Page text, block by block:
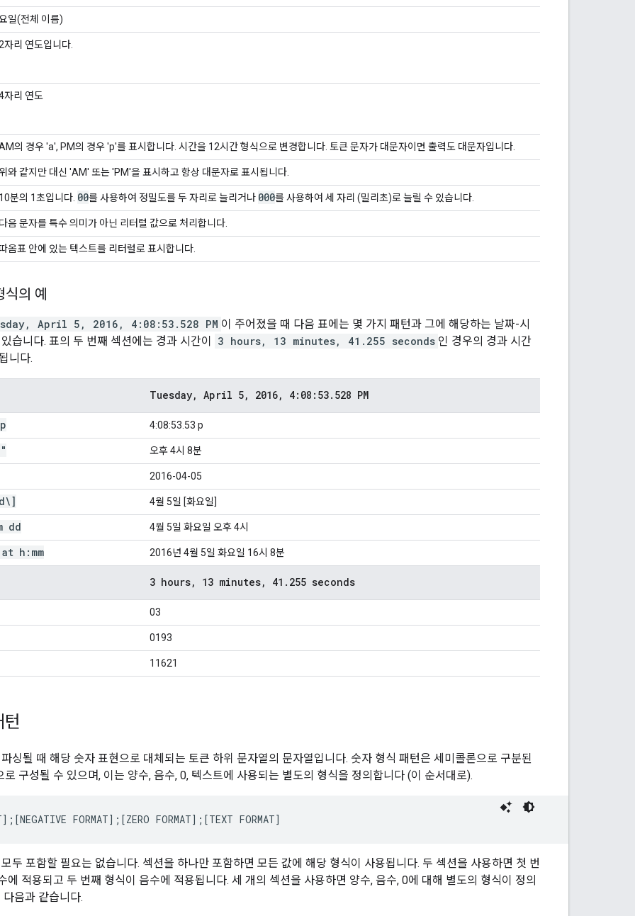
일(전체 이름)
자리 연도입니다.
자리 연도
의 경우 'a', PM의 경우 'p'를 표시합니다. 시간을 12시간 형식으로 변경합니다. 토큰 문자가 대문자이면 출력도 대문자입니다.
위와 같지만 대신 'AM' 또는 'PM'을 표시하고 항상 대문자로 표시됩니다.
10분의 1초입니다. 00를 사용하여 정밀도를 두 자리로 늘리거나 000를 사용하여 세 자리 (밀리초)로 늘릴 수 있습니다.
다음 문자를 특수 의미가 아닌 리터럴 값으로 처리합니다.
따옴표 안에 있는 텍스트를 리터럴로 표시합니다.
식의 예
April 5, 2016, 4:08:53.528 PM 이 주어졌을 때 다음 표에는 몇 가지 패턴과 그에 해당하는 날짜-시
있습니다. 표의 두 번째 섹션에는 경과 시간이
3 hours, 13 minutes, 41.255 seconds 인 경우의 경과 시간
니다.
Tuesday, April 5, 2016, 4:08:53. 528 PM
p 4:08:53.53 p
" 오후 4시 8분
2016-04-05
4월 5일 [화요일]
dd 4월 5일 화요일 오후 4시
h:mm 2016년 4월 5일 화요일 16시 8분
3 hours, 13 minutes, 41 . 255 seconds
03
0193
11621
턴
싱될 때 해당 숫자 표현으로 대체되는 토큰 하위 문자열의 문자열입니다. 숫자 형식 패턴은 세미콜론으로 구분된
로 구성될 수 있으며, 이는 양수, 음수, 0, 텍스트에 사용되는 별도의 형식을 정의합니다 (이 순서대로).
FORMAT];[ZERO FORMAT];[TEXT FORMAT]
모두 포함할 필요는 없습니다. 섹션을 하나만 포함하면 모든 값에 해당 형식이 사용됩니다. 두 섹션을 사용하면 첫 번
에 적용되고 두 번째 형식이 음수에 적용됩니다. 세 개의 섹션을 사용하면 양수, 음수, 0에 대해 별도의 형식이 정의
다음과 같습니다.